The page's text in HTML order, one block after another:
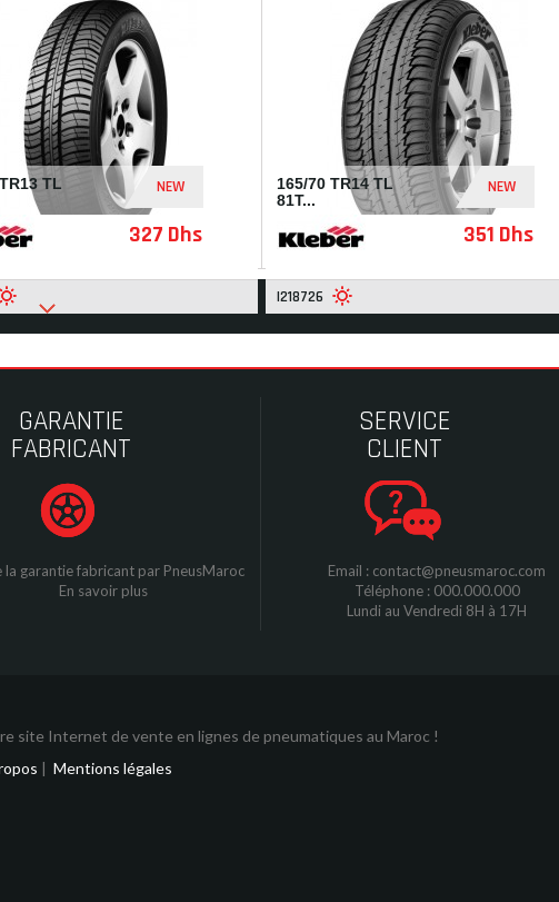
TL
NEW
327 Dhs
165/70 TR14 TL
81T...
NEW
351 Dhs
I218726
AFFICHER PLUS DE PRODUITS
GARANTIE
FABRICANT
la garantie fabricant par PneusMaroc
En savoir plus
SERVICE
CLIENT
Email : contact@pneusmaroc.com
Téléphone : 000.000.000
Lundi au Vendredi 8H à 17H
site Internet de vente en lignes de pneumatiques au Maroc !
| Mentions légales